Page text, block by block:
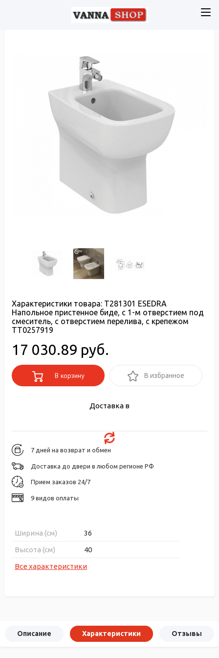
Характеристики товара: T281301 ESEDRA
Напольное пристенное биде, с 1-м отверстием под
смеситель, с отверстием перелива, с крепежом
TT0257919
17 030.89 руб.
В корзину В избранное
Доставка в
7 дней на возврат и обмен
Доставка до двери в любом регионе РФ
Прием заказов 24/7
9 видов оплаты
Ширина (см)
36
Высота (см)
40
Все характеристики
Описание Характеристики Отзывы